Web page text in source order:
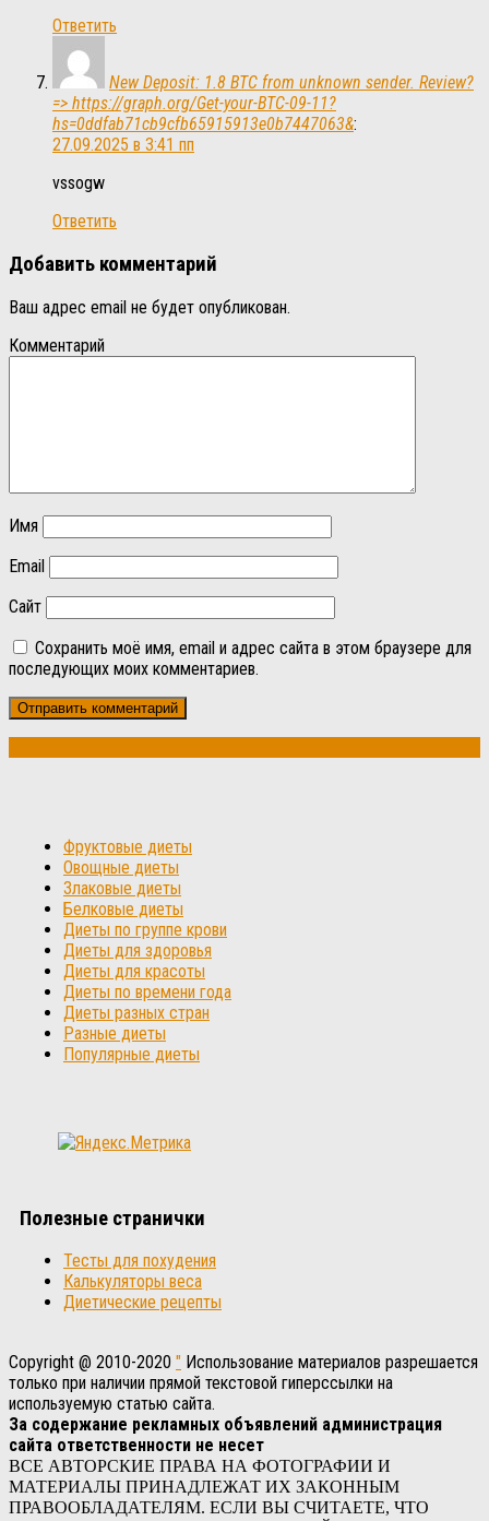
Ответить
New Deposit: 1.8 BTC from unknown sender. Review?
=> https://graph.org/Get-your-BTC-09-11?
hs=0ddfab71cb9cfb65915913e0b7447063&:
27.09.2025 в 3:41 пп
vssogw
Ответить
Добавить комментарий
Ваш адрес email не будет опубликован.
Комментарий
Имя
Email
Сайт
Сохранить моё имя, email и адрес сайта в этом браузере для
последующих моих комментариев.
Фруктовые диеты
Овощные диеты
Злаковые диеты
Белковые диеты
Диеты по группе крови
Диеты для здоровья
Диеты для красоты
Диеты по времени года
Диеты разных стран
Разные диеты
Популярные диеты
Полезные странички
Тесты для похудения
Калькуляторы веса
Диетические рецепты
Copyright @ 2010-2020 " Использование материалов разрешается
только при наличии прямой текстовой гиперссылки на
используемую статью сайта.
За содержание рекламных объявлений администрация
сайта ответственности не несет
ВСЕ АВТОРСКИЕ ПРАВА НА ФОТОГРАФИИ И
МАТЕРИАЛЫ ПРИНАДЛЕЖАТ ИХ ЗАКОННЫМ
ПРАВООБЛАДАТЕЛЯМ. ЕСЛИ ВЫ СЧИТАЕТЕ, ЧТО